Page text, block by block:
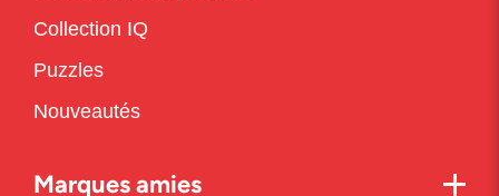
Collection IQ
Puzzles
Nouveautés
Marques amies